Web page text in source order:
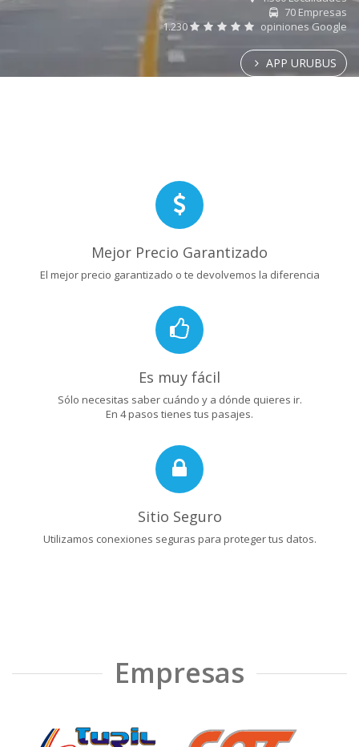
70 Empresas
1.230
opiniones Google
APP URUBUS
Mejor Precio Garantizado
El mejor precio garantizado o te devolvemos la diferencia
Es muy fácil
Sólo necesitas saber cuándo y a dónde quieres ir.
En 4 pasos tienes tus pasajes.
Sitio Seguro
Utilizamos conexiones seguras para proteger tus datos.
Empresas
❮ ❯